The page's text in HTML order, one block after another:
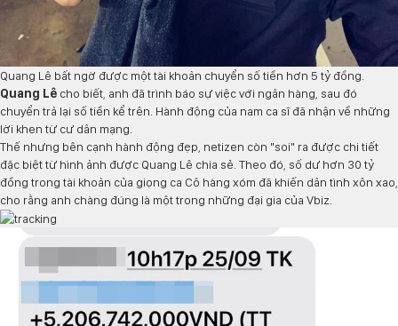
Quang Lê bất ngờ được một tài khoản chuyển số tiền hơn 5 tỷ đồng.
Quang Lê cho biết, anh đã trình báo sự việc với ngân hàng, sau đó
chuyển trả lại số tiền kể trên. Hành động của nam ca sĩ đã nhận về những
lời khen từ cư dân mạng.
Thế nhưng bên cạnh hành động đẹp, netizen còn "soi" ra được chi tiết
đặc biệt từ hình ảnh được Quang Lê chia sẻ. Theo đó, số dư hơn 30 tỷ
đồng trong tài khoản của giọng ca Cô hàng xóm đã khiến dân tình xôn xao,
cho rằng anh chàng đúng là một trong những đại gia của Vbiz.